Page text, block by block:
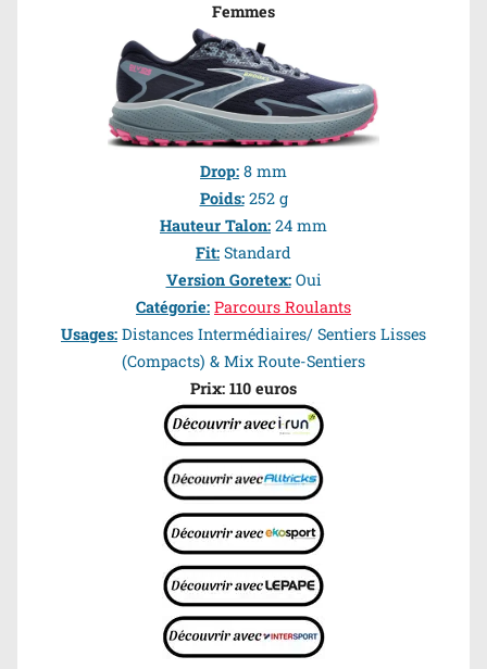
Femmes
Drop: 8 mm
Poids:252 g
Hauteur Talon: 24 mm
Fit: Standard
Version Goretex:Oui
Catégorie: Parcours Roulants
Usages: Distances Intermédiaires/ Sentiers Lisses
(Compacts) & Mix Route-Sentiers
Prix: 110 euros